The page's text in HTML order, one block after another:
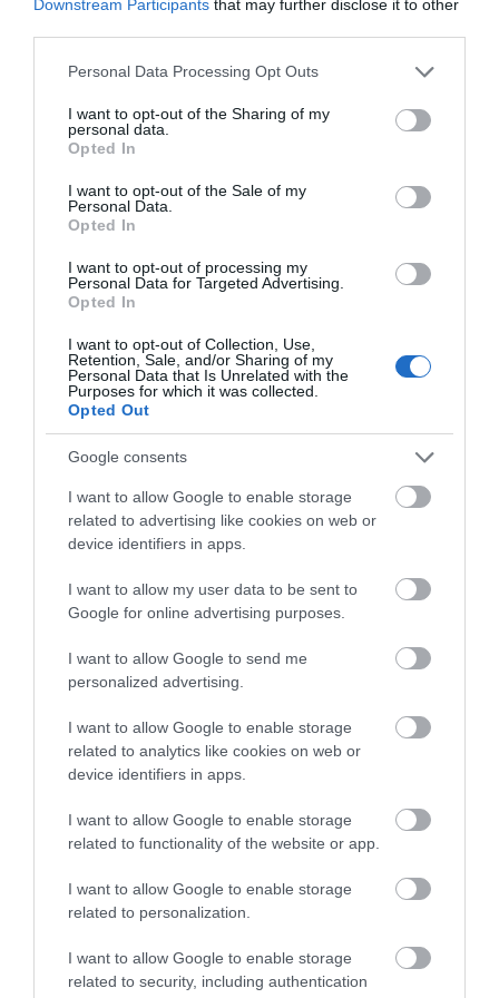
Downstream Participants that may further disclose it to other
Please note that this website/app uses one or more Google
not limited to your visit or usage behaviour. You may click to
grant or deny consent to Google and its third-party tags to
use your data for below specified purposes in below Google
consent section.
Personal Data Processing Opt Outs
I want to opt-out of the Sharing of my
personal data.
Opted In
I want to opt-out of the Sale of my
Personal Data.
Opted In
I want to opt-out of processing my
Personal Data for Targeted Advertising.
Opted In
I want to opt-out of Collection, Use,
Retention, Sale, and/or Sharing of my
Personal Data that Is Unrelated with the
Purposes for which it was collected.
Opted Out
Google consents
I want to allow Google to enable storage
related to advertising like cookies on web or
device identifiers in apps.
I want to allow my user data to be sent to
Google for online advertising purposes.
I want to allow Google to send me
personalized advertising.
I want to allow Google to enable storage
related to analytics like cookies on web or
device identifiers in apps.
I want to allow Google to enable storage
related to functionality of the website or app.
I want to allow Google to enable storage
related to personalization.
I want to allow Google to enable storage
related to security, including authentication
Έκτακτη διακοπή νερού στους
Ωρεούς Ευβοίας
Ελεγκτές της ΑΑΔΕ κατέσχεσαν
ψυκτικού υγρού φρέον (εικόνες)
10.08.2026 | 10:00
Μεγάλο βήμα για την υγεία στη
Βόρεια Εύβοια
Εορτολόγιο: Ποιοι γιορτάζουν
σήμερα, Δευτέρα 10 Αυγούστου
Εύβοια: Που έχει διακοπή
ρεύματος σήμερα Δευτέρα 10
Αυγούστου
10.08.2026 | 09:00
Αττικής: Ήχησε το 112, καίει
κοντά σε σπίτια
Καιρός: Επιμένουν και σήμερα τα
μποφόρ και η ζέστη στην Εύβοια
Σκύρος για κίνδυνο φωτιάς – Τι
απαγορεύεται
Αναστάτωση σε παραλία της
Όλες οι τελευταίες ειδήσεις
ΠΕΡΙΣΣΟΤΕΡΑ ΑΠΟ ΚΟΙΝΩΝΙΑ
Εορτολόγιο: Ποιοι
Δευτέρα 10 Αυγούστου
Ήχησε το 112, καίει
κοντά σε σπίτια
Αίγινα: 48χρονος
ανασύρθηκε χωρίς τις
Κινητές μονάδες της
αστυνομίας στην